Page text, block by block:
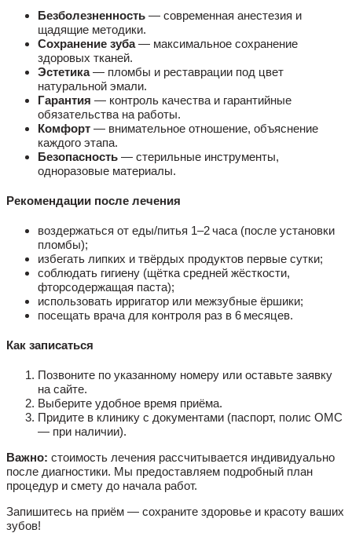
Безболезненность — современная анестезия и
щадящие методики.
Сохранение зуба— максимальное сохранение
здоровых тканей.
Эстетика— пломбы и реставрации под цвет
натуральной эмали.
Гарантия — контроль качества и гарантийные
обязательства на работы.
Комфорт — внимательное отношение, объяснение
каждого этапа.
Безопасность — стерильные инструменты,
одноразовые материалы.
Рекомендации после лечения
воздержаться от еды/питья 1–2 часа (после установки
пломбы);
избегать липких и твёрдых продуктов первые сутки;
соблюдать гигиену (щётка средней жёсткости,
фторсодержащая паста);
использовать ирригатор или межзубные ёршики;
посещать врача для контроля раз в 6 месяцев.
Как записаться
Позвоните по указанному номеру или оставьте заявку
на сайте.
Выберите удобное время приёма.
Придите в клинику с документами (паспорт, полис ОМС
— при наличии).
Важно: стоимость лечения рассчитывается индивидуально
после диагностики. Мы предоставляем подробный план
процедур и смету до начала работ.
Запишитесь на приём — сохраните здоровье и красоту ваших
зубов!